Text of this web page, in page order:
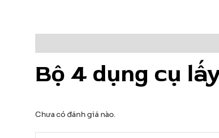
Bộ 4 dụng cụ
Chưa có đánh giá nào.